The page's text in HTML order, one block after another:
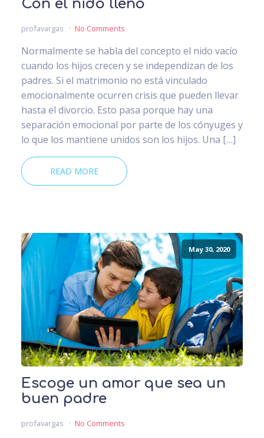
Con el nido lleno
profavargas No Comments
Normalmente se habla del concepto el nido vacío
cuando los hijos crecen y se independizan de los
padres. Si el matrimonio no está vinculado
emocionalmente ocurren crisis que pueden llevar
hasta el divorcio. Esto pasa porque hay una
separación emocional por parte de los cónyuges y
lo que los mantiene unidos son los hijos. Una […]
READ MORE
May 30, 2020
Escoge un amor que sea un
buen padre
profavargas No Comments